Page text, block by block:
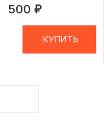
500 руб.В КОРЗИНЕ
КУПИТЬ